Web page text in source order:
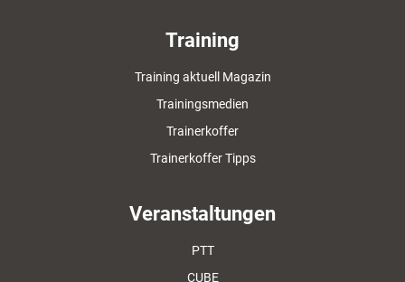
Training
Training aktuell Magazin
Trainingsmedien
Trainerkoffer
Trainerkoffer Tipps
Veranstaltungen
PTT
CUBE